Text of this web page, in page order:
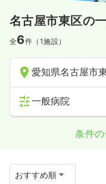
名古屋市東区の
全6件（1施設）
愛知県名古屋市
一般病院
条件